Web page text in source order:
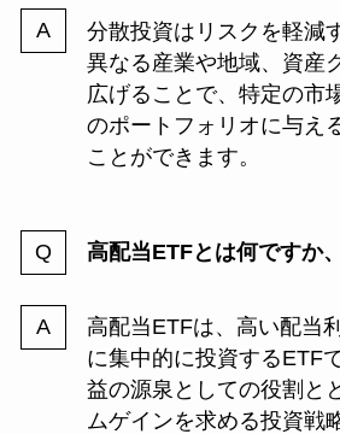
分散投資はリスクを軽減
異なる産業や地域、資産
広げることで、特定の市
のポートフォリオに与え
ことができます。
高配当ETFとは何ですか
高配当ETFは、高い配当
に集中的に投資するETF
益の源泉としての役割と
ムゲインを求める投資戦